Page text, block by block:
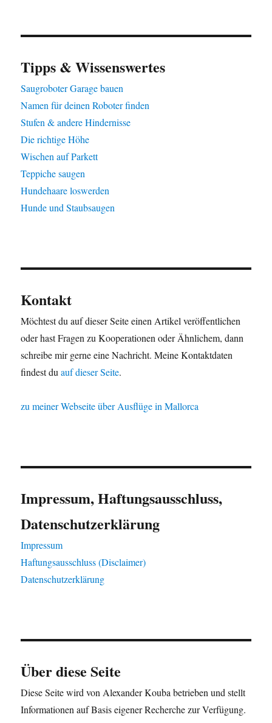
Tipps & Wissenswertes
Saugroboter Garage bauen
Namen für deinen Roboter finden
Stufen & andere Hindernisse
Die richtige Höhe
Wischen auf Parkett
Teppiche saugen
Hundehaare loswerden
Hunde und Staubsaugen
Kontakt
Möchtest du auf dieser Seite einen Artikel veröffentlichen
oder hast Fragen zu Kooperationen oder Ähnlichem, dann
schreibe mir gerne eine Nachricht. Meine Kontaktdaten
findest duauf dieser Seite.
zu meiner Webseite über Ausflüge in Mallorca
Impressum, Haftungsausschluss,
Datenschutzerklärung
Impressum
Haftungsausschluss (Disclaimer)
Datenschutzerklärung
Über diese Seite
Diese Seite wird von Alexander Kouba betrieben und stellt
Informationen auf Basis eigener Recherche zur Verfügung.